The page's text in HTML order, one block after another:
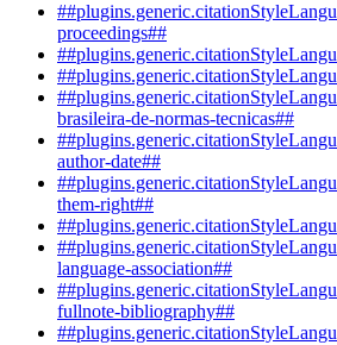
proceedings##
brasileira-de-normas-tecnicas##
author-date##
them-right##
language-association##
fullnote-bibliography##